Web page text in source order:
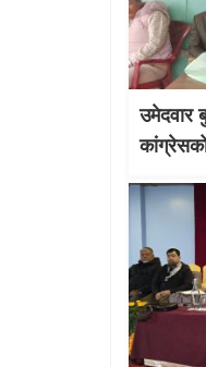
उमेदवार